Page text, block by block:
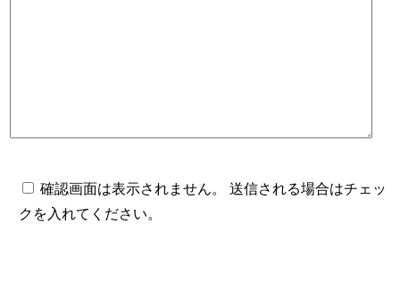
確認画面は表示されません。 送信される場合はチェッ
クを入れてください。